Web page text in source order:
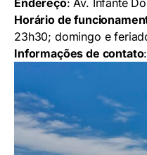
Horário de
23h30; domingo e
Informações de contato: